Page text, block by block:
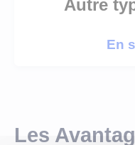
Autre
En
Les